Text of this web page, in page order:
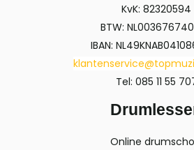
KvK: 82320594
BTW:
IBAN:
Tel: 085 11 55
Online